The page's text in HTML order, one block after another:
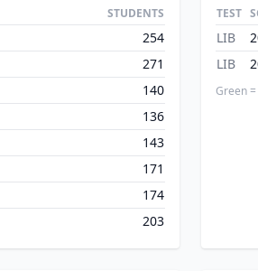
STUDENTS
254
271
140
136
143
171
174
203
TEST
LIB
LIB
Green